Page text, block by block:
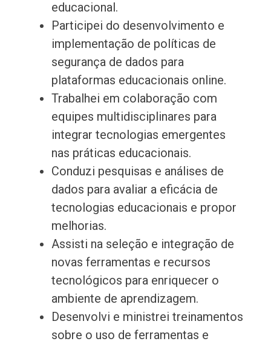
educacional.
Participei do desenvolvimento e
implementação de políticas de
segurança de dados para
plataformas educacionais online.
Trabalhei em colaboração com
equipes multidisciplinares para
integrar tecnologias emergentes
nas práticas educacionais.
Conduzi pesquisas e análises de
dados para avaliar a eficácia de
tecnologias educacionais e propor
melhorias.
Assisti na seleção e integração de
novas ferramentas e recursos
tecnológicos para enriquecer o
ambiente de aprendizagem.
Desenvolvi e ministrei treinamentos
sobre o uso de ferramentas e